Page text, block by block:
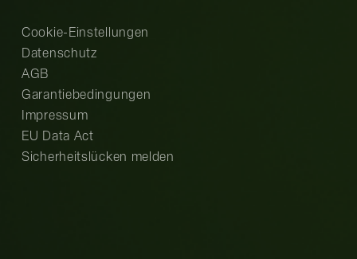
Cookie-Einstellungen
Datenschutz
AGB
Garantiebedingungen
Impressum
EU Data Act
Sicherheitslücken melden